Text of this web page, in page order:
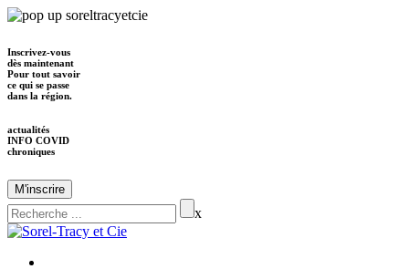
Inscrivez-vous
dès maintenant
Pour tout savoir
ce qui se passe
dans la région.
actualités
INFO COVID
chroniques
M'inscrire
x